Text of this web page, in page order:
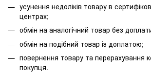
усунення недоліків товару в
центрах;
обмін на аналогічний товар без
обмін на подібний товар із доплатою;
повернення товару та перерахування
покупця.